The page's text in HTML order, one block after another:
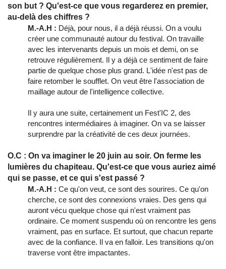
son but ? Qu'est-ce que vous regarderez en premier,
au-delà des chiffres ?
M.-A.H : Déjà, pour nous, il a déjà réussi. On a voulu
créer une communauté autour du festival. On travaille
avec les intervenants depuis un mois et demi, on se
retrouve régulièrement. Il y a déjà ce sentiment de faire
partie de quelque chose plus grand. L'idée n'est pas de
faire retomber le soufflet. On veut être l'association de
maillage autour de l'intelligence collective.
Il y aura une suite, certainement un Fest'IC 2, des
rencontres intermédiaires à imaginer. On va se laisser
surprendre par la créativité de ces deux journées.
O.C : On va imaginer le 20 juin au soir. On ferme les
lumières du chapiteau. Qu'est-ce que vous auriez aimé
qui se passe, et ce qui s'est passé ?
M.-A.H : Ce qu'on veut, ce sont des sourires. Ce qu'on
cherche, ce sont des connexions vraies. Des gens qui
auront vécu quelque chose qui n'est vraiment pas
ordinaire. Ce moment suspendu où on rencontre les gens
vraiment, pas en surface. Et surtout, que chacun reparte
avec de la confiance. Il va en falloir. Les transitions qu'on
traverse vont être impactantes.